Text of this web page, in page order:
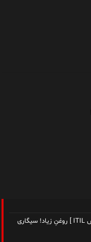
هادی احمدی (سروش): [ نویسنده، شاعر و مدرس ITIL ] روغنِ زیاد! سیگاری